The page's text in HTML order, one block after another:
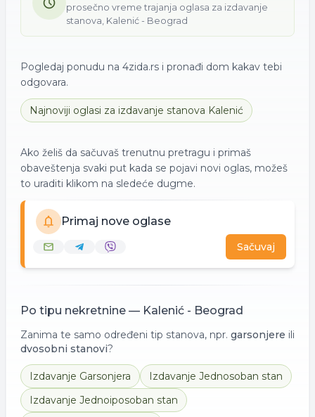
prosečno vreme trajanja oglasa za izdavanje
stanova, Kalenić - Beograd
Pogledaj ponudu na 4zida.rs i pronađi dom kakav tebi
odgovara.
Najnoviji oglasi za izdavanje stanova Kalenić
Ako želiš da sačuvaš trenutnu pretragu i primaš
obaveštenja svaki put kada se pojavi novi oglas, možeš
to uraditi klikom na sledeće dugme.
Primaj nove oglase
Sačuvaj
Po tipu nekretnine — Kalenić - Beograd
Zanima te samo određeni tip stanova, npr. garsonjere ili
dvosobni stanovi?
Izdavanje Garsonjera Izdavanje Jednosoban stan
Izdavanje Jednoiposoban stan